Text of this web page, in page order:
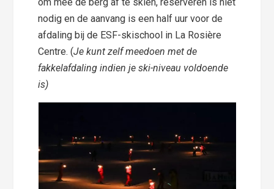
om mee de berg af te skiën, reserveren is niet
nodig en de aanvang is een half uur voor de
afdaling bij de ESF-skischool in La Rosière
Centre. (Je kunt zelf meedoen met de
fakkelafdaling indien je ski-niveau voldoende
is)